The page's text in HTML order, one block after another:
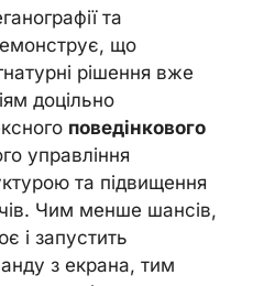
та
що
рішення вже
доцільно
поведінкового
управління
та підвищення
Чим менше шансів,
і запустить
з екрана, тим